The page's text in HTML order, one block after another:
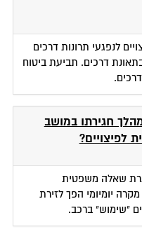
לנפגעי תרונות דרכים
דרכים. תביעת ביטוח
חגירתו במושב
לפיצויים?
שאלה משפטית
יומיומי הפך לזירת
"שימוש" ברכב.